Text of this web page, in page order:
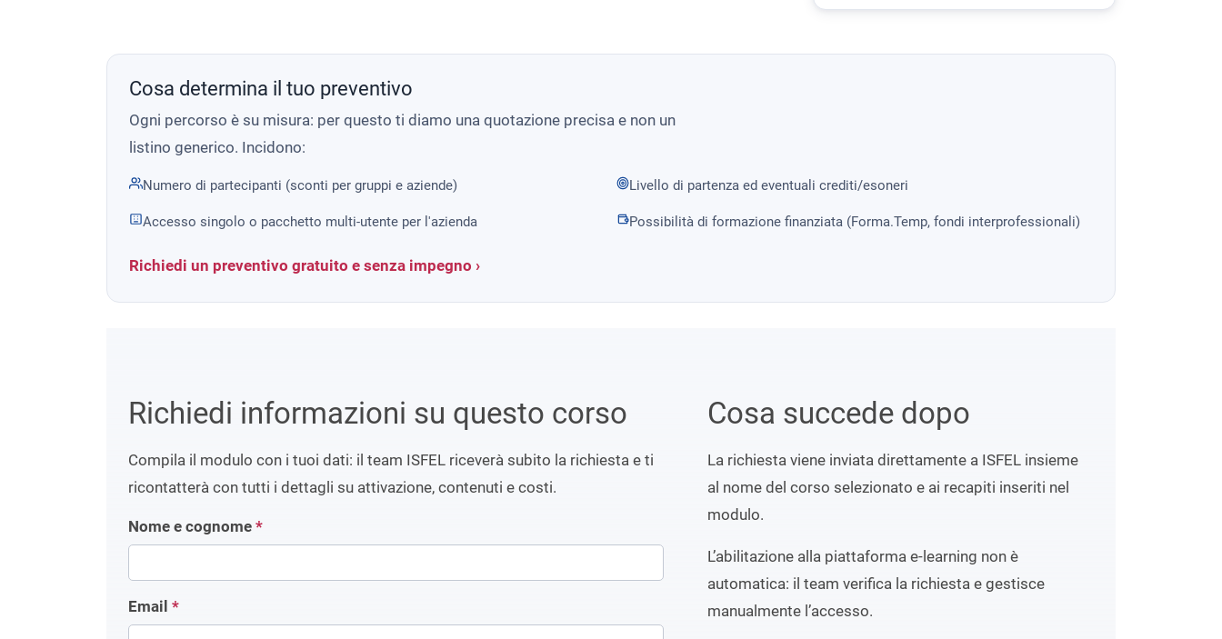
Cosa determina il tuo preventivo
Ogni percorso è su misura: per questo ti diamo una quotazione precisa e non un
listino generico. Incidono:
Numero di partecipanti (sconti per gruppi e aziende) Livello di partenza ed eventuali crediti/esoneri
Accesso singolo o pacchetto multi-utente per l'azienda Possibilità di formazione finanziata (Forma.Temp, fondi interprofessionali)
Richiedi un preventivo gratuito e senza impegno ›
Richiedi informazioni su questo corso
Compila il modulo con i tuoi dati: il team ISFEL riceverà subito la richiesta e ti
ricontatterà con tutti i dettagli su attivazione, contenuti e costi.
Nome e cognome *
Email *
Cosa succede dopo
La richiesta viene inviata direttamente a ISFEL insieme
al nome del corso selezionato e ai recapiti inseriti nel
modulo.
L’abilitazione alla piattaforma e-learning non è
automatica: il team verifica la richiesta e gestisce
manualmente l’accesso.